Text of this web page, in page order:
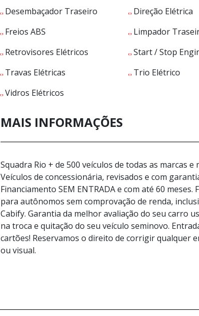
Desembaçador Traseiro
Direção Elétrica
Freios ABS
Limpador
Retrovisores Elétricos
Start / Stop
Travas Elétricas
Trio Elétrico
Vidros Elétricos
MAIS INFORMAÇÕES
Squadra Rio + de 500 veículos de todas as marcas e
Veículos de concessionária, revisados e com
Financiamento SEM ENTRADA e com até 60 meses.
para autônomos sem comprovação de renda,
Cabify. Garantia da melhor avaliação do seu carro
na troca e quitação do seu veículo seminovo.
cartões! Reservamos o direito de corrigir qualquer
ou visual.